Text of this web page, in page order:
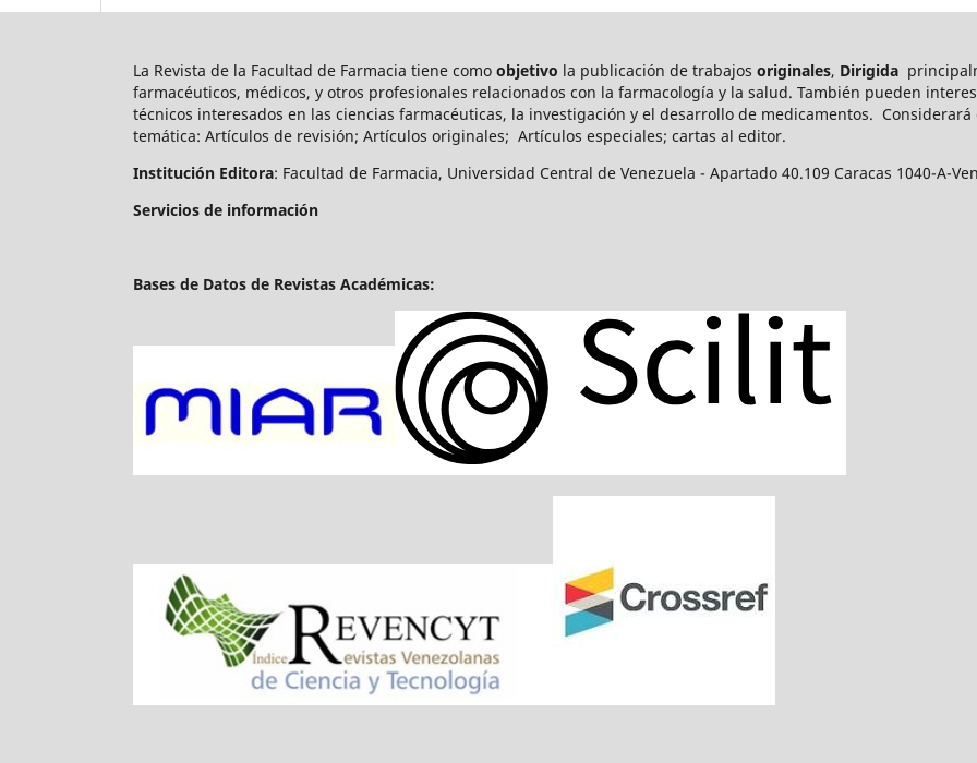
La Revista de la Facultad de Farmacia tiene como objetivo la publicación de trabajos originales, Dirigida
farmacéuticos, médicos, y otros profesionales relacionados con la farmacología y la salud. También pueden int
técnicos interesados en las ciencias farmacéuticas, la investigación y el desarrollo de medicamentos.
temática: Artículos de revisión; Artículos originales; Artículos especiales; cartas al editor.
Institución Editora: Facultad de Farmacia, Universidad Central de Venezuela - Apartado 40.109 Caracas 1040-A-
Servicios de información
Bases de Datos de Revistas Académicas: